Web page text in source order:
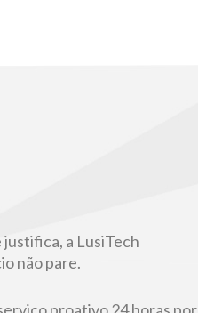
a LusiTech
não pare.
proativo 24 horas por